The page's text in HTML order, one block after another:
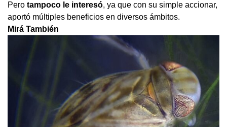
Pero tampoco le interesó, ya que con su simple accionar,
aportó múltiples beneficios en diversos ámbitos.
Mirá También